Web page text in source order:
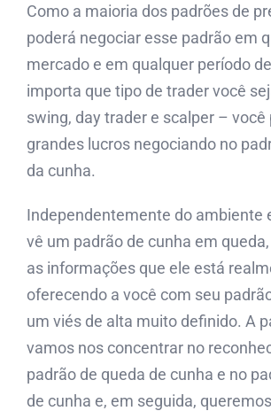
Como a maioria dos padrões de
poderá negociar esse padrão em
mercado e em qualquer período
importa que tipo de trader você
swing, day trader e scalper – você
grandes lucros negociando no
da cunha.
Independentemente do ambiente
vê um padrão de cunha em
as informações que ele está
oferecendo a você com seu
um viés de alta muito definido. A
vamos nos concentrar no
padrão de queda de cunha e no
de cunha e, em seguida,